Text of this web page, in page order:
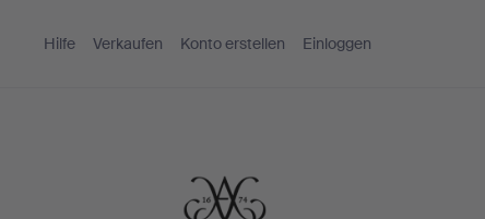
Hilfe Verkaufen Konto erstellen Einloggen